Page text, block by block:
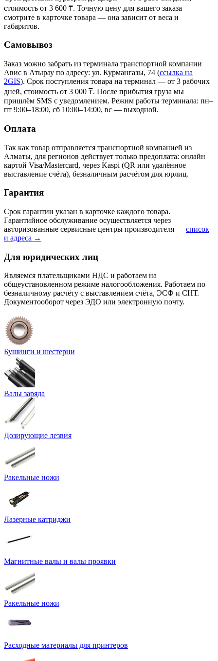
стоимость от 3 600 ₸. Точную цену для вашего заказа
смотрите в карточке товара — она зависит от веса и
габаритов.
Самовывоз
Заказ можно забрать из терминала транспортной компании
Авис в Атырау по адресу: ул. Курмангазы, 74 (ссылка на
2GIS). Срок поступления товара на терминал — от 3 рабочих
дней, стоимость от 3 000 ₸. После прибытия груза мы
пришлём SMS с уведомлением. Режим работы терминала: пн–
пт 9:00–18:00, сб 10:00–14:00, вс — выходной.
Оплата
Так как товар отправляется транспортной компанией из
Алматы, для регионов действует только предоплата: онлайн
картой Visa/Mastercard, через Kaspi (QR или удалённое
выставление счёта), безналичным расчётом для юрлиц.
Гарантия
Срок гарантии указан в карточке каждого товара.
Гарантийное обслуживание осуществляется через
авторизованные сервисные центры производителя — список
и адреса →
Для юридических лиц
Являемся плательщиками НДС и работаем на
общеустановленном режиме налогообложения. Работаем по
безналичному расчёту с выставлением счёта, ЭСФ и СНТ.
Документооборот через ЭДО или электронную почту.
Бушинги и шестерни
Валы заряда
Дозирующие лезвия
Ракельные ножи
Лазерные катриджи
Магнитные валы и валы проявки
Ракельные ножи
Расходные материалы для принтеров